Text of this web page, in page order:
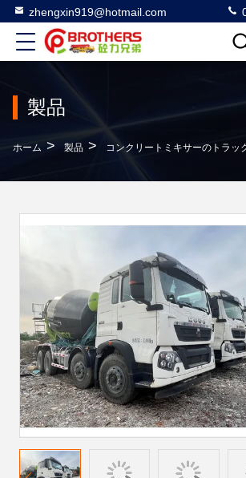
zhengxin919@hotmail.com
製品
ホーム > 製品 > コンクリートミキサーのトラッ